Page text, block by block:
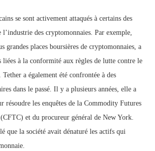
se sont activement attaqués à certains des
l’industrie des cryptomonnaies. Par exemple,
grandes places boursières de cryptomonnaies, a
liées à la conformité aux règles de lutte contre le
a également été confrontée à des
dans le passé. Il y a plusieurs années, elle a
résoudre les enquêtes de la Commodity Futures
et du procureur général de New York.
que la société avait dénaturé les actifs qui